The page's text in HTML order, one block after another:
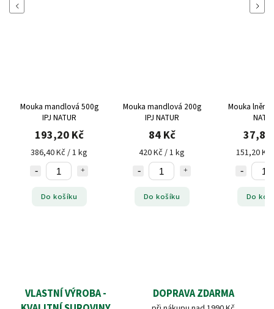
Previous
Mouka mandlová 500g
IPJ NATUR
193,20 Kč
386,40 Kč / 1 kg
Do košíku
Mouka mandlová 200g
IPJ NATUR
84 Kč
420 Kč / 1 kg
Do košíku
Mouka lněná
37,80
151,20 Kč
Do
Next
VLASTNÍ VÝROBA -
DOPRAVA ZDARMA